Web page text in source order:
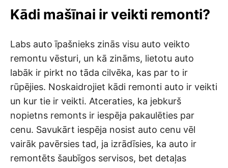
Kādi mašīnai ir veikti remonti?
Labs auto īpašnieks zinās visu auto veikto
remontu vēsturi, un kā zināms, lietotu auto
labāk ir pirkt no tāda cilvēka, kas par to ir
rūpējies. Noskaidrojiet kādi remonti auto ir veikti
un kur tie ir veikti. Atceraties, ka jebkurš
nopietns remonts ir iespēja pakaulēties par
cenu. Savukārt iespēja nosist auto cenu vēl
vairāk pavērsies tad, ja izrādīsies, ka auto ir
remontēts šaubīgos servisos, bet detaļas